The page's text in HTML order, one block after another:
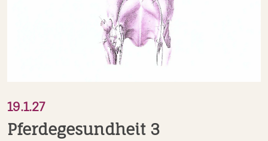
:
19.1.27
Pferdegesundheit 3